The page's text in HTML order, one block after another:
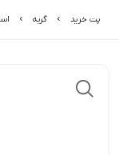
پت خرید گربه